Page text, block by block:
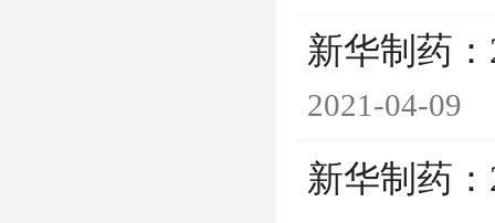
新华制药
2021-04-09
新华制药